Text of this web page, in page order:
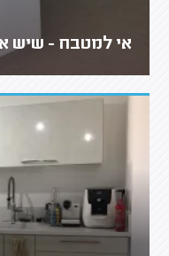
אי למטבח - שיש